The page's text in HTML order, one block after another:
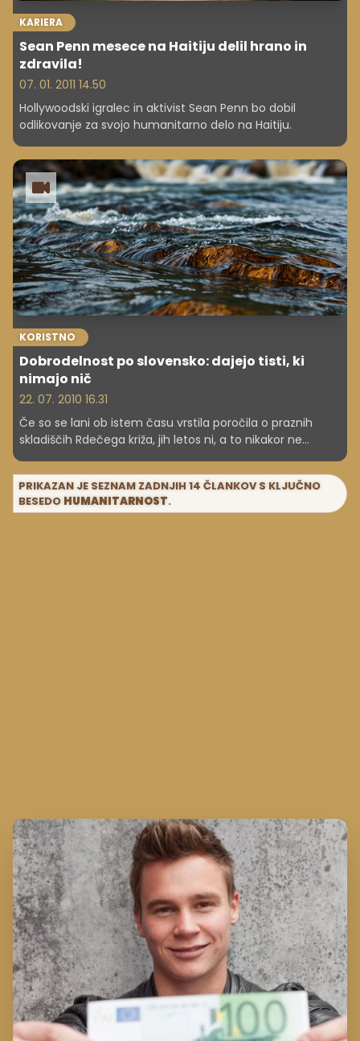
KARIERA
Sean Penn mesece na Haitiju delil hrano in
zdravila!
07. 01. 2011 14.50
Hollywoodski igralec in aktivist Sean Penn bo dobil
odlikovanje za svojo humanitarno delo na Haitiju.
KORISTNO
Dobrodelnost po slovensko: dajejo tisti, ki
nimajo nič
22. 07. 2010 16.31
Če so se lani ob istem času vrstila poročila o praznih
skladiščih Rdečega križa, jih letos ni, a to nikakor ne
pomoči je vse večje, darovalcev pa je vse manj.
PRIKAZAN JE SEZNAM ZADNJIH 14 ČLANKOV S KLJUČNO
BESEDO HUMANITARNOST.